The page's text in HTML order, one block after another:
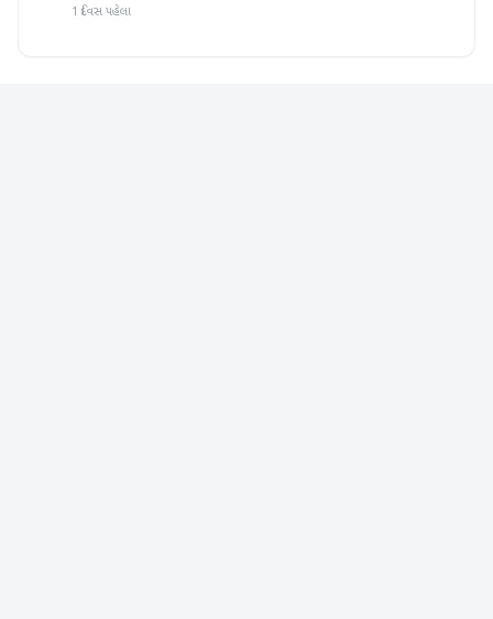
1 દિવસ પહેલા